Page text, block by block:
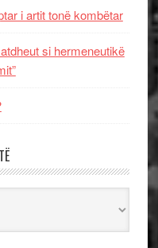
i artit tonë kombëtar
si hermeneutikë